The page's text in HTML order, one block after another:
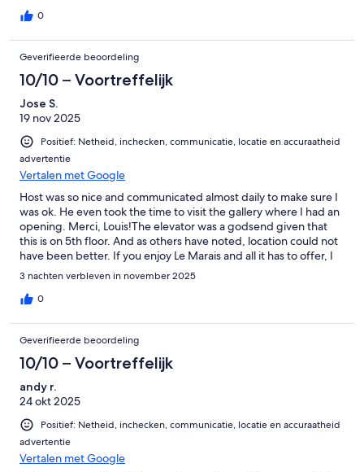
0
Geverifieerde beoordeling
10/10 – Voortreffelijk
Jose S.
19 nov 2025
Positief: Netheid, inchecken, communicatie, locatie en accuraatheid
advertentie
Vertalen met Google
Host was so nice and communicated almost daily to make sure I
was ok. He even took the time to visit the gallery where I had an
opening. Merci, Louis!The elevator was a godsend given that
this is on 5th floor. And as others have noted, location could not
have been better. If you enjoy Le Marais and all it has to offer, I
doubt you will find a better place. Highly recommended.
3 nachten verbleven in november 2025
0
Geverifieerde beoordeling
10/10 – Voortreffelijk
andy r.
24 okt 2025
Positief: Netheid, inchecken, communicatie, locatie en accuraatheid
advertentie
Vertalen met Google